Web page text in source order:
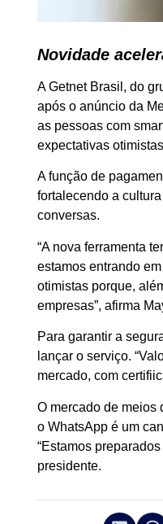
Novidade
A Getnet Brasil, do
após o anúncio da
as pessoas com
expectativas
A função de
fortalecendo a
conversas.
“A nova ferramenta
estamos entrando
otimistas porque,
empresas”, afirma
Para garantir a
lançar o serviço.
mercado, com
O mercado de meios
o WhatsApp é um
“Estamos
presidente.